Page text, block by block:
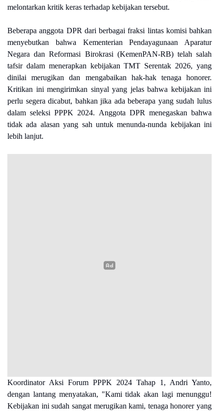
melontarkan kritik keras terhadap kebijakan tersebut.
Beberapa anggota DPR dari berbagai fraksi lintas komisi bahkan
menyebutkan bahwa Kementerian Pendayagunaan Aparatur
Negara dan Reformasi Birokrasi (KemenPAN-RB) telah salah
tafsir dalam menerapkan kebijakan TMT Serentak 2026, yang
dinilai merugikan dan mengabaikan hak-hak tenaga honorer.
Kritikan ini mengirimkan sinyal yang jelas bahwa kebijakan ini
perlu segera dicabut, bahkan jika ada beberapa yang sudah lulus
dalam seleksi PPPK 2024. Anggota DPR menegaskan bahwa
tidak ada alasan yang sah untuk menunda-nunda kebijakan ini
lebih lanjut.
Koordinator Aksi Forum PPPK 2024 Tahap 1, Andri Yanto,
dengan lantang menyatakan, "Kami tidak akan lagi menunggu!
Kebijakan ini sudah sangat merugikan kami, tenagahonorer yang